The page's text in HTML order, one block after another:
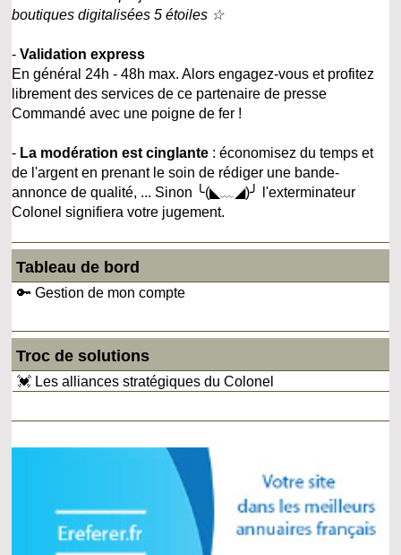
boutiques digitalisées 5 étoiles ☆
-Validation express
En général 24h - 48h max. Alors engagez-vous et profitez
librement des services de ce partenaire de presse
Commandé avec une poigne de fer !
- La modération est cinglante : économisez du temps et
de l'argent en prenant le soin de rédiger une bande-
annonce de qualité, ... Sinon ╰(◣﹏◢)╯ l'exterminateur
Colonel signifiera votre jugement.
Tableau de bord
🔑 Gestion de mon compte
Troc de solutions
💓 Les alliances stratégiques du Colonel